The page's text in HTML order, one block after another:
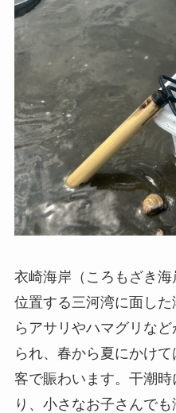
衣崎海岸（ころもざき
位置する三河湾に面し
らアサリやハマグリな
られ、春から夏にかけ
客で賑わいます。干潮
り、小さなお子さんで